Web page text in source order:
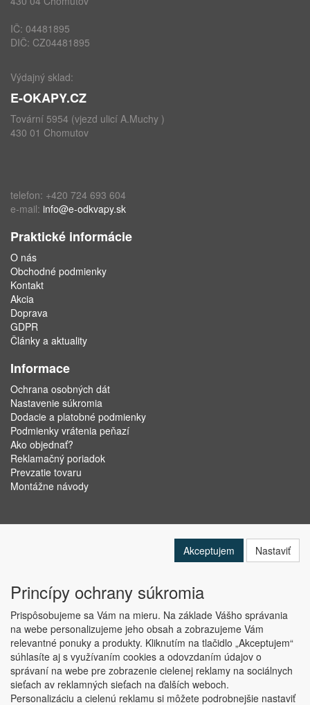
IČ: 04481895
DIČ: CZ04481895
Výdajný sklad:
E-OKAPY.CZ
Tovární 5954 (vjezd ulicí A.Muchy )
430 01 Chomutov
telefon: +420 724 693 604
e-mail: info@e-odkvapy.sk
Praktické informácie
O nás
Obchodné podmienky
Kontakt
Akcia
Doprava
GDPR
Články a aktuality
Informace
Ochrana osobných dát
Nastavenie súkromia
Dodacie a platobné podmienky
Podmienky vrátenia peňazí
Ako objednať?
Reklamačný poriadok
Prevzatie tovaru
Montážne návody
Copyright © ABRA Software a.s. 2019
Akceptujem Nastaviť
Princípy ochrany súkromia
Prispôsobujeme sa Vám na mieru. Na základe Vášho správania
na webe personalizujeme jeho obsah a zobrazujeme Vám
relevantné ponuky a produkty. Kliknutím na tlačidlo „Akceptujem“
súhlasíte aj s využívaním cookies a odovzdaním údajov o
správaní na webe pre zobrazenie cielenej reklamy na sociálnych
sieťach av reklamných sieťach na ďalších weboch.
Personalizáciu a cielenú reklamu si môžete podrobnejšie nastaviť